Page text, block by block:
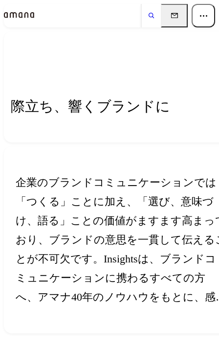
Insightsインサイト
際立ち、響くブランドに
企業のブランドコミュニケーションでは
「つくる」ことに加え、「選び、意味づ
け、語る」ことの価値がますます高まっ
おり、ブランドの意思を一貫して伝える
とが不可欠です。Insightsは、ブランドコ
ミュニケーションに携わるすべての方
へ、アマナ40年のノウハウをもとに、感